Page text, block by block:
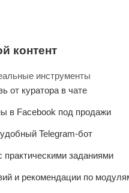
контент
инструменты
от куратора в чате
в Facebook под продажи
Telegram-бот
заданиями
и рекомендации по